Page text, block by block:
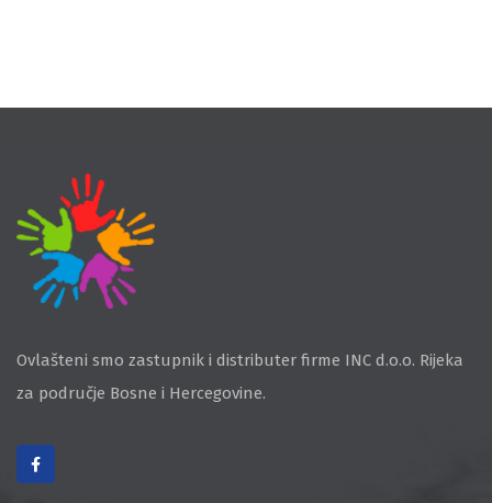
Ovlašteni smo zastupnik i distributer firme INC d.o.o. Rijeka
za područje Bosne i Hercegovine.